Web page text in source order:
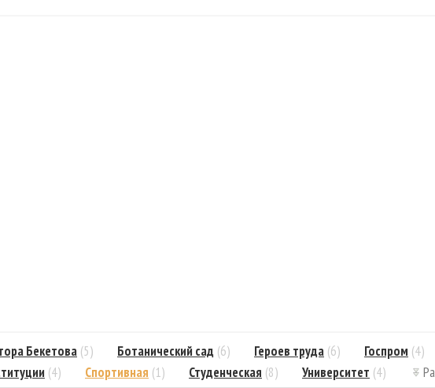
Бекетова (5) Ботанический сад (6) Героев труда (6) Госпром (4)
(4) Спортивная (1) Студенческая (8) Университет (4)